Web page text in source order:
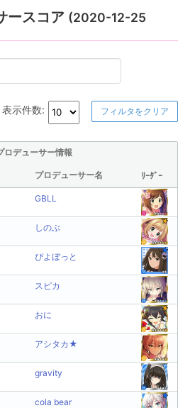
ースコア (2020-12-25
表示件数: フィルタをクリア
ロデューサー情報
プロデューサー名 ﾘｰﾀﾞｰ
GBLL
しのぶ
ぴよぼっと
スピカ
おに
アシタカ★
gravity
cola bear